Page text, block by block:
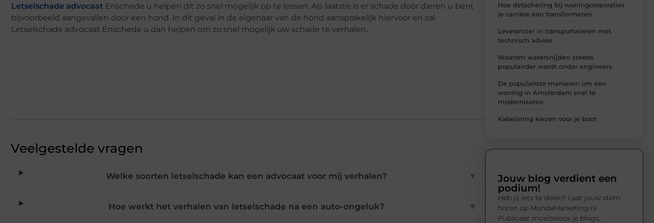
Letselschade advocaat Enschede u helpen dit zo snel mogelijk op te lossen. Als laatste is er schade door dieren u bent
bijvoorbeeld aangevallen door een hond. In dit geval in de eigenaar van de hond aansprakelijk hiervoor en zal
Letselschade advocaat Enschede u dan helpen om zo snel mogelijk uw schade te verhalen.
Veelgestelde vragen
Welke soorten letselschade kan een advocaat voor mij verhalen? ▼
Hoe werkt het verhalen van letselschade na een auto-ongeluk? ▼
Hoe detachering bij woningcorporaties
je carrière kan transformeren
Leverancier in transportwielen met
technisch advies
Waarom watersnijden steeds
populairder wordt onder engineers
De populairste manieren om een
woning in Amsterdam snel te
moderniseren
Kabelaring kiezen voor je boot
Jouw blog verdient een
podium!
Heb jij iets te delen? Laat jouw stem
horen op MundaMarketing.nl.
Publiceer moeiteloos je blogs,